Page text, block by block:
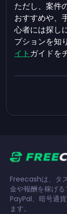
ただし、案件
おすすめや、
心者には探し
プションを知
イト ガイドを
Freecashは、タ
金や報酬を稼げる
PayPal、暗号通
ます。